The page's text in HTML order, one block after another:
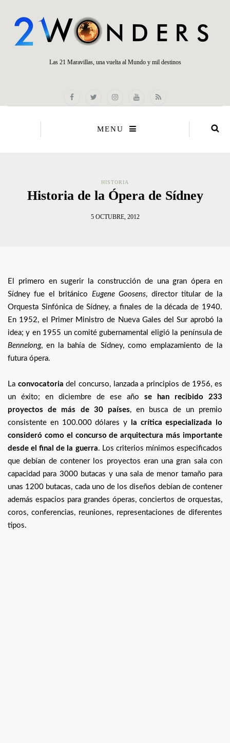
Las 21 Maravillas, una vuelta al Mundo y mil destinos
MENU
HISTORIA
Historia de la Ópera de Sídney
5 OCTUBRE, 2012
El primero en sugerir la construcción de una gran ópera en
Sídney fue el británico Eugene Goosens, director titular de la
Orquesta Sinfónica de Sídney, a finales de la década de 1940.
En 1952, el Primer Ministro de Nueva Gales del Sur aprobó la
idea; y en 1955 un comité gubernamental eligió la península de
Bennelong, en la bahía de Sídney, como emplazamiento de la
futura ópera.
La convocatoriadel concurso, lanzada a principios de 1956, es
un éxito; en diciembre de ese año se han recibido 233
proyectos de más de 30 países, en busca de un premio
consistente en 100.000 dólares y
la crítica especializada lo
consideró como el concurso de arquitectura más importante
desde el final de la guerra. Los criterios mínimos especificados
que debían de contener los proyectos eran una gran sala con
capacidad para 3000 butacas y una sala de menor tamaño para
unas 1200 butacas, cada uno de los diseños debían de contener
además espacios para grandes óperas, conciertos de orquestas,
coros, conferencias, reuniones, representaciones de diferentes
tipos.